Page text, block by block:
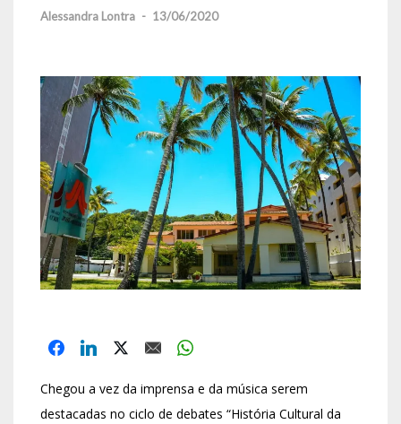
Alessandra Lontra - 13/06/2020
Chegou a vez da imprensa e da música serem
destacadas no ciclo de debates “História Cultural da